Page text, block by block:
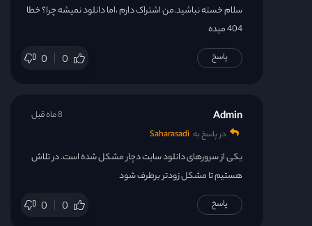
سلام خسته نباشید.من اشتراک دارم ،اما دانلود نمیشه چرا؟ خطا
404 میده
0 0 پاسخ
Admin
در پاسخ به Saharasadi
یکی از سرورهای دانلود سایت دچار مشکل شده است. در تلاش
هستیم تا مشکل زودتر برطرف شود
0 0
8 ماه قبل
پاسخ